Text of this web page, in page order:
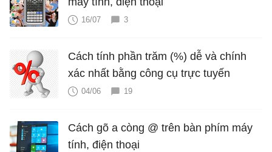
16/07 3
Cách tính phần trăm (%) dễ và chính
xác nhất bằng công cụ trực tuyến
04/06 19
Cách gõ a còng @ trên bàn phím máy
tính, điện thoại